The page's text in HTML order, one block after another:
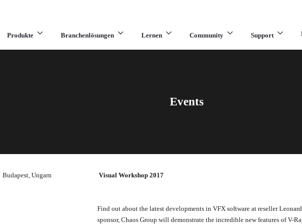
Produkte Branchenlösungen Lernen Community Support
Events
Budapest, Ungarn Visual Workshop 2017
Find out about the latest developments in VFX software at reseller
sponsor, Chaos Group will demonstrate the incredible new features of V-